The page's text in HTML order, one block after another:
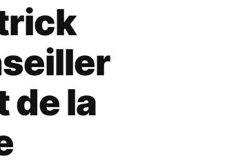
de la